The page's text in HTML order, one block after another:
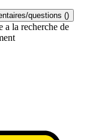
questions ()
a la recherche de